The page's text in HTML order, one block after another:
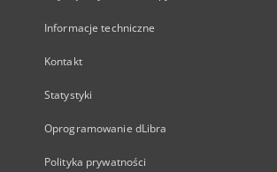
Informacje techniczne
Kontakt
Statystyki
Oprogramowanie dLibra
Polityka prywatności